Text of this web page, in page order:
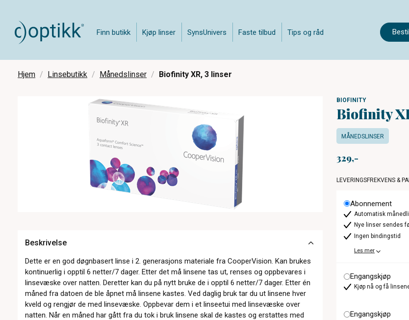
Finn butikk Kjøp linser SynsUnivers Faste tilbud Tips og råd
Hjem Linsebutikk Månedslinser Biofinity XR, 3 linser
Beskrivelse
Dette er en god døgnbasert linse i 2. generasjons materiale fra CooperVision. Kan brukes
kontinuerlig i opptil 6 netter/7 dager. Etter det må linsene tas ut, renses og oppbevares i
linsevæske over natten. Deretter kan du på nytt bruke de i opptil 6 netter/7 dager. Etter én
måned fra datoen de ble åpnet må linsene kastes. Ved daglig bruk tar du ut linsene hver
kveld og rengjør de med linsevæske. Oppbevar dem i et linseetui med linsevæske over
natten. Når en måned har gått fra du tok i bruk linsene skal de kastes og erstattes med
BIOFINITY
Biofinity
MÅNEDSLINSER
329
LEVERINGSFREKVENS &
Abonnement
Automatisk
Nye linser sendes
Ingen bindingstid
Les mer
Engangskjøp
Kjøp nå og få
Engangskjøp